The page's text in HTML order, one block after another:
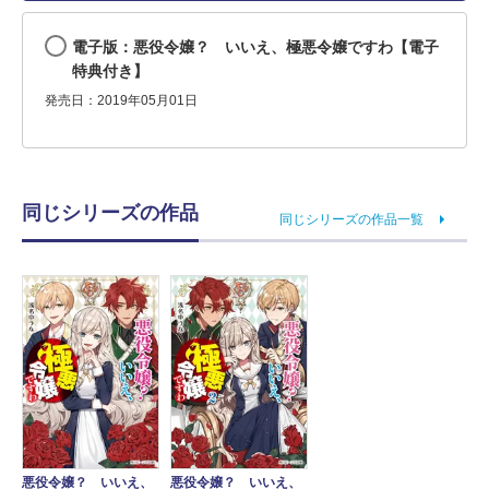
電子版：悪役令嬢？ いいえ、極悪令嬢ですわ【電子
特典付き】
発売日：2019年05月01日
同じシリーズの作品 同じシリーズの作品一覧
悪役令嬢？ いいえ、 悪役令嬢？ いいえ、